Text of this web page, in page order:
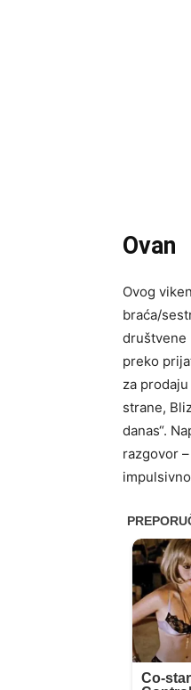
Ovan
Ovog
braća/
društvene
preko
za
strane,
danas“.
razgovor